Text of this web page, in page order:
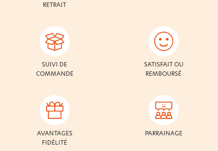
RETRAIT
SUIVI DE
COMMANDE
SATISFAIT OU
REMBOURSÉ
AVANTAGES
FIDÉLITÉ
PARRAINAGE